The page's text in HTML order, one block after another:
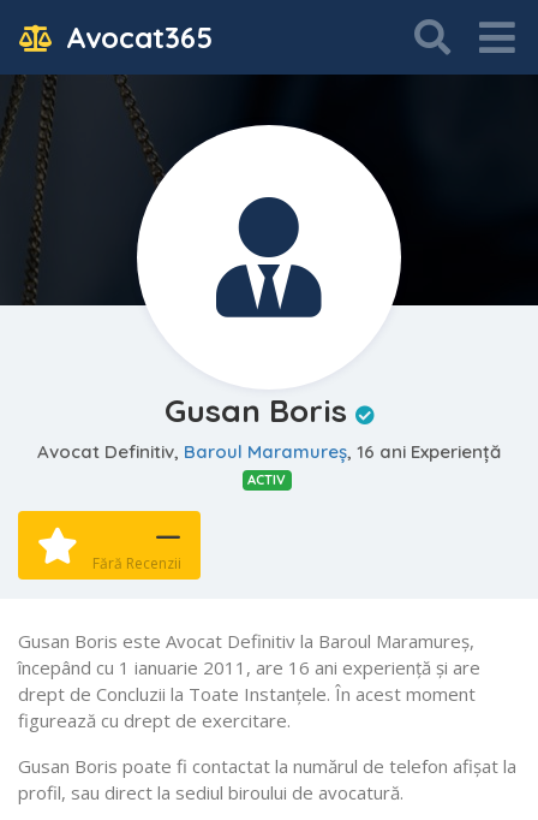
Avocat365
Gusan Boris
Avocat Definitiv, Baroul Maramureş, 16 ani Experiență
ACTIV
—
Fără Recenzii
Gusan Boris este Avocat Definitiv la Baroul Maramureş,
începând cu 1 ianuarie 2011, are 16 ani experiență și are
drept de Concluzii la Toate Instanţele. În acest moment
figurează cu drept de exercitare.
Gusan Boris poate fi contactat la numărul de telefon afișat la
profil, sau direct la sediul biroului de avocatură.